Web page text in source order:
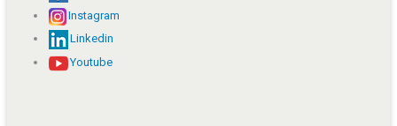
Instagram
Linkedin
Youtube